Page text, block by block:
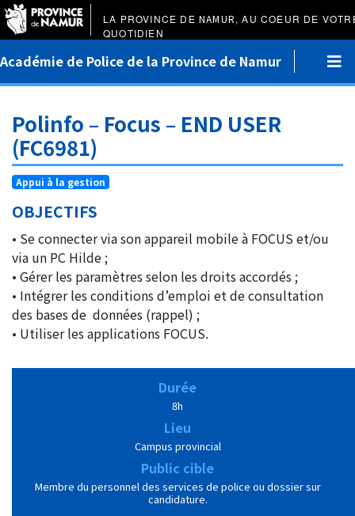
LA PROVINCE DE NAMUR, AU COEUR DE
QUOTIDIEN
Académie de Police de la Province de Namur
Polinfo – Focus – END USER
(FC6981)
Appui à la gestion
OBJECTIFS
• Se connecter via son appareil mobile à FOCUS et/ou
via un PC Hilde ;
• Gérer les paramètres selon les droits accordés ;
• Intégrer les conditions d’emploi et de consultation
des bases de données (rappel) ;
• Utiliser les applications FOCUS.
Durée
8h
Lieu
Campus provincial
Public cible
Membre du personnel des services de police ou dossier sur
candidature.